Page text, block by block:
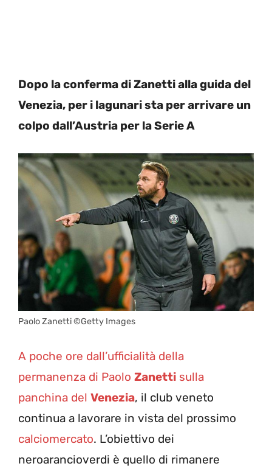
Dopo la conferma di Zanetti alla guida del
Venezia, per i lagunari sta per arrivare un
colpo dall’Austria per la Serie A
Paolo Zanetti ©Getty Images
A poche ore dall’ufficialità della
permanenza di Paolo Zanetti sulla
panchina del Venezia, il club veneto
continua a lavorare in vista del prossimo
calciomercato. L’obiettivo dei
neroarancioverdi è quello di rimanere